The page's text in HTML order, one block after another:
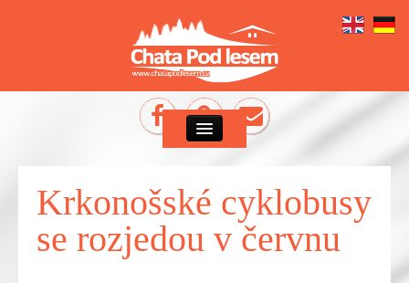
Krkonošské cyklobusy
se rozjedou v červnu